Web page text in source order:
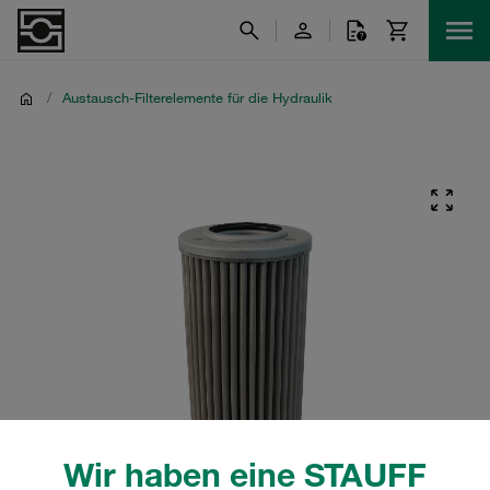
Wir haben eine STAUFF
/ Austausch-Filterelemente für die Hydraulik